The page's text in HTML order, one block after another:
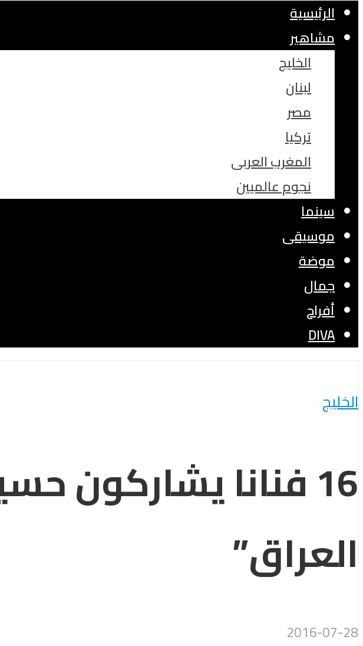
الرئيسية
مشاهير
الخليج
لبنان
مصر
تركيا
المغرب العربى
نجوم عالميين
سينما
موسيقى
موضة
جمال
أفراح
DIVA
الخليج
16 فنانا يشاركون
العراق”
2016-07-28